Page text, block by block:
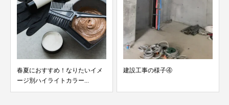
春夏におすすめ！なりたいイメ
ージ別ハイライトカラー...
建設工事の様子④